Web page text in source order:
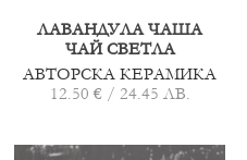
ЛАВАНДУЛА ЧАША
ЧАЙ СВЕТЛА
АВТОРСКА КЕРАМИКА
12.50 € / 24.45 ЛВ.